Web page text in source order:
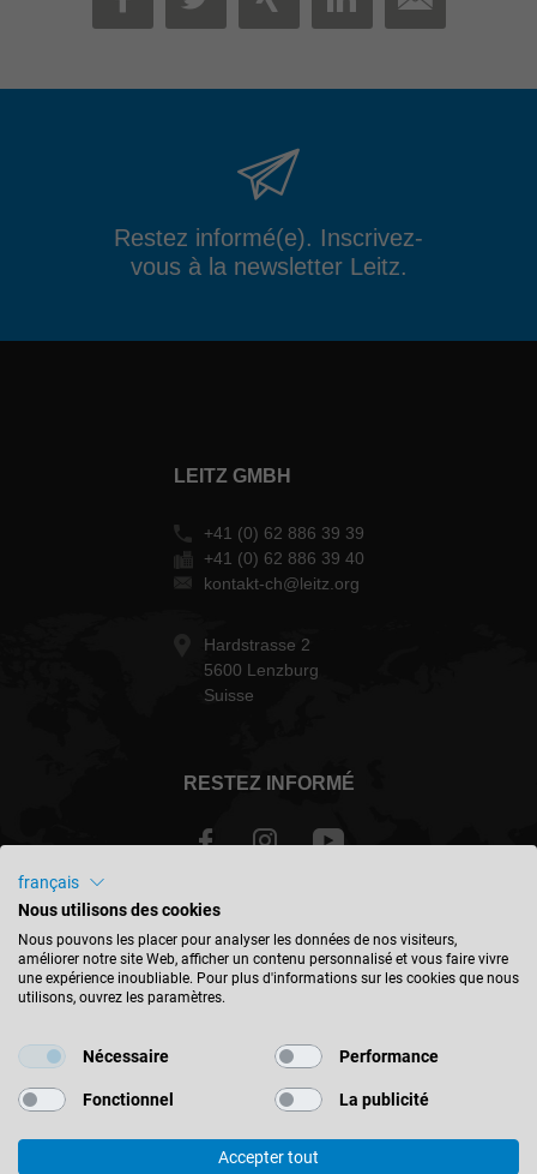
FACEBOOK
TWITTER
XINGLINKEDIN
MAIL
Restez informé(e). Inscrivez-
vous à la newsletter Leitz.
LEITZ GMBH
+41 (0) 62 886 39 39
+41 (0) 62 886 39 40
kontakt-ch@leitz.org
Hardstrasse 2
5600 Lenzburg
Suisse
RESTEZ INFORMÉ
Schweiz - français
TROUVER UN EMPLACEMENT
© 2026 Leitz GmbH & Co. KG
français
Nous utilisons des cookies
Nous pouvons les placer pour analyser les données de nos visiteurs,
améliorer notre site Web, afficher un contenu personnalisé et vous faire vivre
une expérience inoubliable. Pour plus d'informations sur les cookies que nous
utilisons, ouvrez les paramètres.
Nécessaire Performance
Fonctionnel La publicité
Accepter tout